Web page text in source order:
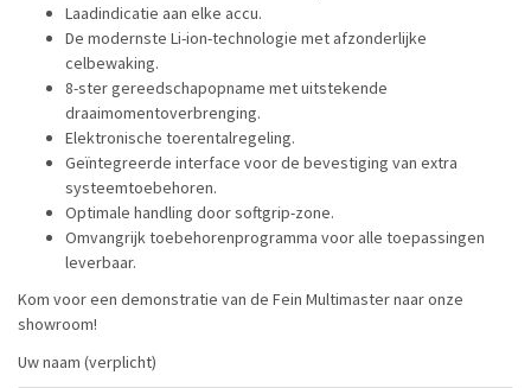
Laadindicatie aan elke accu.
De modernste Li-ion-technologie met afzonderlijke
celbewaking.
8-ster gereedschapopname met uitstekende
draaimomentoverbrenging.
Elektronische toerentalregeling.
Geïntegreerde interface voor de bevestiging van extra
systeemtoebehoren.
Optimale handling door softgrip-zone.
Omvangrijk toebehorenprogramma voor alle toepassingen
leverbaar.
Kom voor een demonstratie van de Fein Multimaster naar onze
showroom!
Uw naam (verplicht)